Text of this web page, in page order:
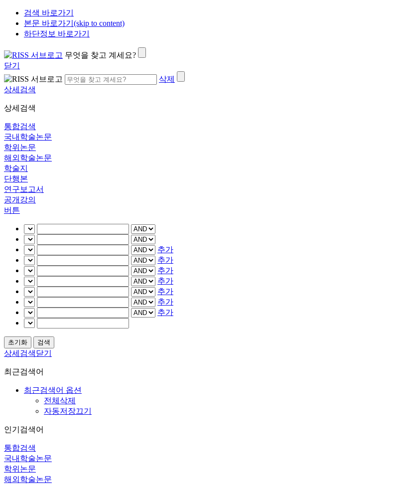
검색 바로가기
본문 바로가기(skip to content)
하단정보 바로가기
무엇을 찾고 계세요?
닫기
삭제
상세검색
상세검색
통합검색
국내학술논문
학위논문
해외학술논문
학술지
단행본
연구보고서
공개강의
버튼
추가
추가
추가
추가
추가
추가
추가
상세검색닫기
최근검색어
최근검색어 옵션
전체삭제
자동저장끄기
인기검색어
통합검색
국내학술논문
학위논문
해외학술논문